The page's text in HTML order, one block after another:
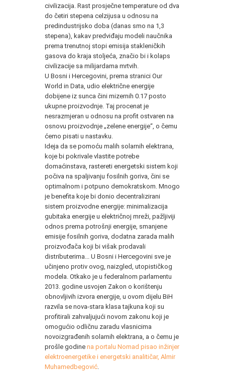
civilizacija. Rast prosječne temperature od dva
do četiri stepena celzijusa u odnosu na
predindustrijsko doba (danas smo na 1,3
stepena), kakav predviđaju modeli naučnika
prema trenutnoj stopi emisija stakleničkih
gasova do kraja stoljeća, značio bi i kolaps
civilizacije sa milijardama mrtvih.
U Bosni i Hercegovini, prema stranici Our
World in Data, udio električne energije
dobijene iz sunca čini mizernih 0.17 posto
ukupne proizvodnje. Taj procenat je
nesrazmjeran u odnosu na profit ostvaren na
osnovu proizvodnje „zelene energije“, o čemu
ćemo pisati u nastavku.
Ideja da se pomoću malih solarnih elektrana,
koje bi pokrivale vlastite potrebe
domaćinstava, rastereti energetski sistem koji
počiva na spaljivanju fosilnih goriva, čini se
optimalnom i potpuno demokratskom. Mnogo
je benefita koje bi donio decentralizirani
sistem proizvodne energije: minimalizacija
gubitaka energije u električnoj mreži, pažljiviji
odnos prema potrošnji energije, smanjene
emisije fosilnih goriva, dodatna zarada malih
proizvođača koji bi višak prodavali
distributerima... U Bosni i Hercegovini sve je
učinjeno protiv ovog, naizgled, utopističkog
modela. Otkako je u federalnom parlamentu
2013. godine usvojen Zakon o korištenju
obnovljivih izvora energije, u ovom dijelu BiH
razvila se nova-stara klasa tajkuna koji su
profitirali zahvaljujući novom zakonu koji je
omogućio odličnu zaradu vlasnicima
novoizgrađenih solarnih elektrana, a o čemu je
prošle godine na portalu Nomad pisao inžinjer
elektroenergetike i energetski analitičar, Almir
Muhamedbegović